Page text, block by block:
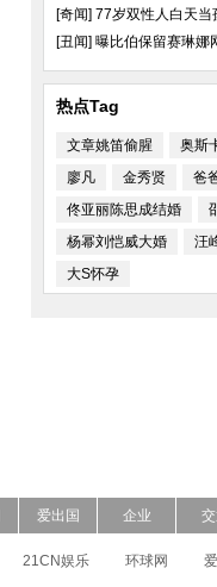
[奇闻] 77岁双性人白天当
[丑闻] 曝比伯保留赛琳娜
热点Tag
文章姚笛偷腥 奥斯
廖凡
金秀贤 爸
佟亚丽陈思成结婚
杨幂刘恺威大婚
汪
大S怀孕
爱出国 企业
21CN娱乐 环球网